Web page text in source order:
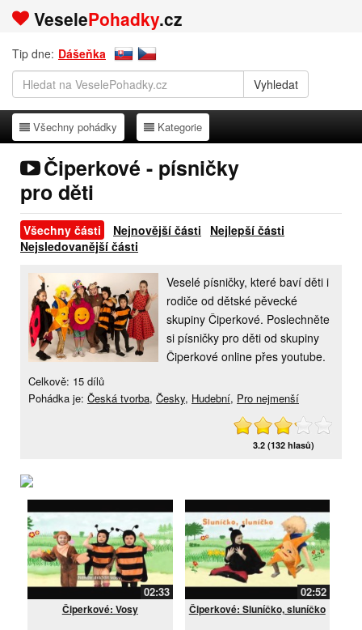
VeselePohadky.cz
Tip dne: Dášeňka
Všechny pohádky
Všechny pohádky Kategorie
Kategorie
Čiperkové - písničky
pro děti
Všechny části Nejnovější části
Nejlepší části
Nejsledovanější části
Veselé písničky, které baví děti i
rodiče od dětské pěvecké
skupiny Čiperkové. Poslechněte
si písničky pro děti od skupiny
Čiperkové online přes youtube.
Celkově: 15 dílů
Pohádka je: Česká tvorba, Česky, Hudební, Pro nejmenší
3.2 (132 hlasů)
02:33
Čiperkové: Vosy
02:52
Čiperkové: Sluníčko, sluníčko